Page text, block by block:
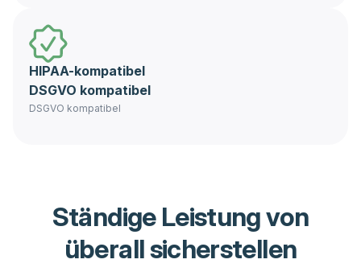
HIPAA-kompatibel
DSGVO kompatibel
DSGVO kompatibel
Ständige Leistung von
überall sicherstellen